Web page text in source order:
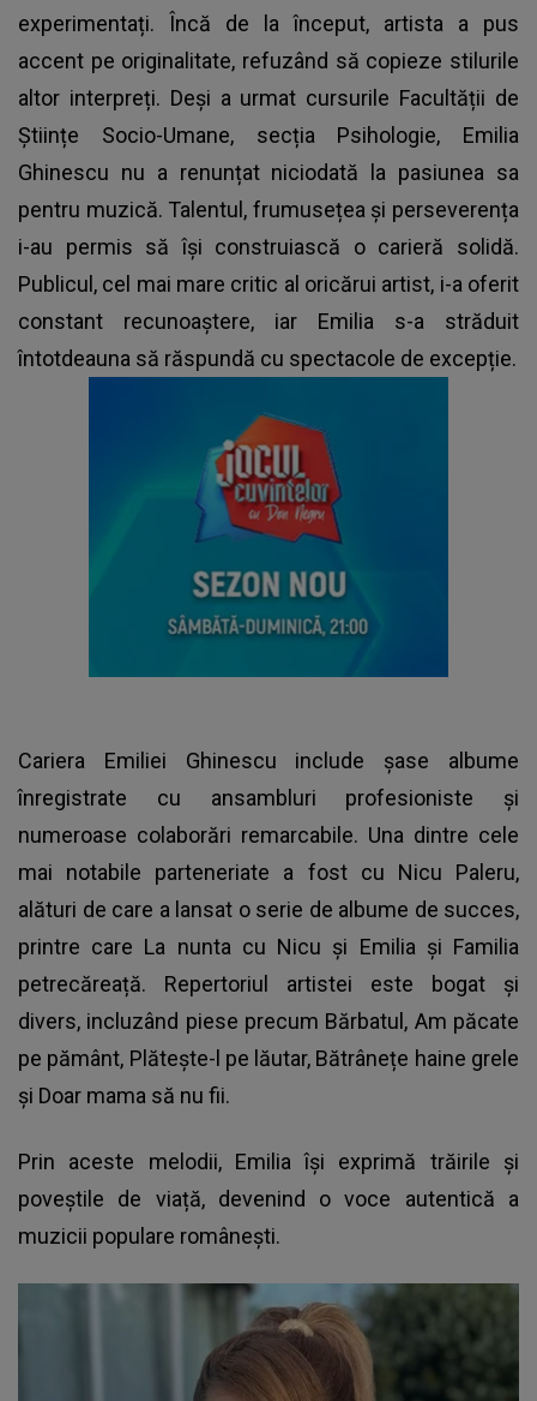
experimentați. Încă de la început, artista a pus
accent pe originalitate, refuzând să copieze stilurile
altor interpreți. Deși a urmat cursurile Facultății de
Științe Socio-Umane, secția Psihologie, Emilia
Ghinescu nu a renunțat niciodată la pasiunea sa
pentru muzică. Talentul, frumusețea și perseverența
i-au permis să își construiască o carieră solidă.
Publicul, cel mai mare critic al oricărui artist, i-a oferit
constant recunoaștere, iar Emilia s-a străduit
întotdeauna să răspundă cu spectacole de excepție.
Cariera Emiliei Ghinescu include șase albume
înregistrate cu ansambluri profesioniste și
numeroase colaborări remarcabile. Una dintre cele
mai notabile parteneriate a fost cu Nicu Paleru,
alături de care a lansat o serie de albume de succes,
printre care La nunta cu Nicu și Emilia și Familia
petrecăreață. Repertoriul artistei este bogat și
divers, incluzând piese precum Bărbatul, Am păcate
pe pământ, Plătește-l pe lăutar, Bătrânețe haine grele
și Doar mama să nu fii.
Prin aceste melodii, Emilia își exprimă trăirile și
poveștile de viață, devenind o voce autentică a
muzicii populare românești.